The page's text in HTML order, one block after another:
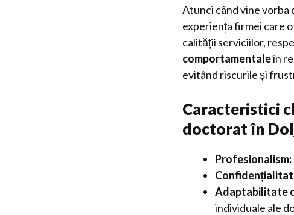
Atunci când vine vorba
experiența firmei care
calității serviciilor,
comportamentaleîn
evitând riscurile și
Caracteristici
doctorat în
Profesionalism:
Adaptabilitate
individuale ale